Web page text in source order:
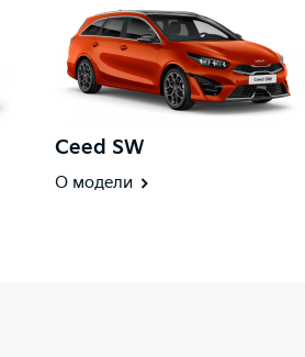
Ceed SW
О модели